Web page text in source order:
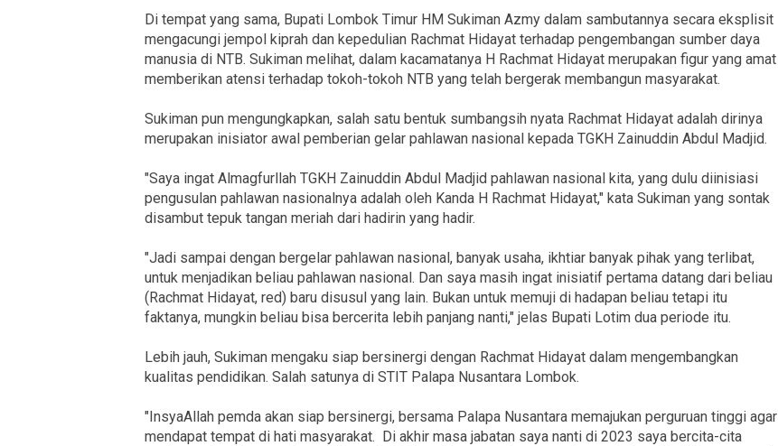
Di tempat yang sama, Bupati Lombok Timur HM Sukiman Azmy dalam sambutannya secara eksplisit
mengacungi jempol kiprah dan kepedulian Rachmat Hidayat terhadap pengembangan sumber daya
manusia di NTB. Sukiman melihat, dalam kacamatanya H Rachmat Hidayat merupakan figur yang amat
memberikan atensi terhadap tokoh-tokoh NTB yang telah bergerak membangun masyarakat.
Sukiman pun mengungkapkan, salah satu bentuk sumbangsih nyata Rachmat Hidayat adalah dirinya
merupakan inisiator awal pemberian gelar pahlawan nasional kepada TGKH Zainuddin Abdul Madjid.
"Saya ingat Almagfurllah TGKH Zainuddin Abdul Madjid pahlawan nasional kita, yang dulu diinisiasi
pengusulan pahlawan nasionalnya adalah oleh Kanda H Rachmat Hidayat," kata Sukiman yang sontak
disambut tepuk tangan meriah dari hadirin yang hadir.
"Jadi sampai dengan bergelar pahlawan nasional, banyak usaha, ikhtiar banyak pihak yang terlibat,
untuk menjadikan beliau pahlawan nasional. Dan saya masih ingat inisiatif pertama datang dari beliau
(Rachmat Hidayat, red) baru disusul yang lain. Bukan untuk memuji di hadapan beliau tetapi itu
faktanya, mungkin beliau bisa bercerita lebih panjang nanti," jelas Bupati Lotim dua periode itu.
Lebih jauh, Sukiman mengaku siap bersinergi dengan Rachmat Hidayat dalam mengembangkan
kualitas pendidikan. Salah satunya di STIT Palapa Nusantara Lombok.
"InsyaAllah pemda akan siap bersinergi, bersama Palapa Nusantara memajukan perguruan tinggi agar
mendapat tempat di hati masyarakat. Di akhir masa jabatan saya nanti di 2023 saya bercita-cita